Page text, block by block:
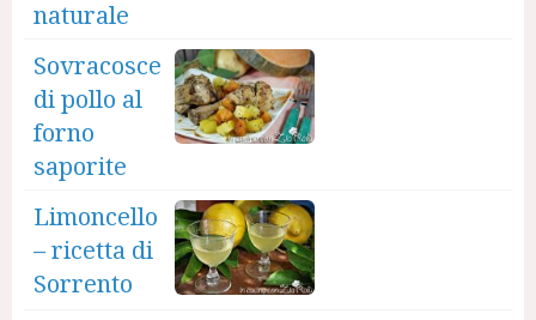
naturale
Sovracosce
di pollo al
forno
saporite
Limoncello
– ricetta di
Sorrento